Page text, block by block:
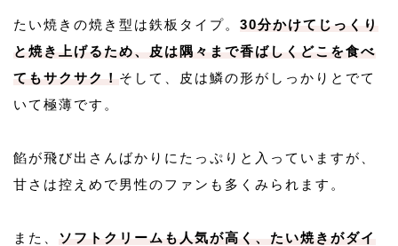
たい焼きの焼き型は鉄板タイプ。 30分かけてじっくり
と焼き上げるため、皮は隅々まで香ばしくどこを食べ
てもサクサク！ そして、皮は鱗の形がしっかりとでて
いて極薄です。
餡が飛び出さんばかりにたっぷりと入っていますが、
甘さは控えめで男性のファンも多くみられます。
また、 ソフトクリームも人気が高く、たい焼きがダイ